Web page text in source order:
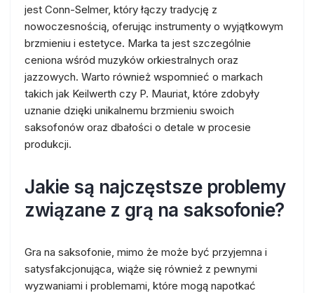
jest Conn-Selmer, który łączy tradycję z
nowoczesnością, oferując instrumenty o wyjątkowym
brzmieniu i estetyce. Marka ta jest szczególnie
ceniona wśród muzyków orkiestralnych oraz
jazzowych. Warto również wspomnieć o markach
takich jak Keilwerth czy P. Mauriat, które zdobyły
uznanie dzięki unikalnemu brzmieniu swoich
saksofonów oraz dbałości o detale w procesie
produkcji.
Jakie są najczęstsze problemy
związane z grą na saksofonie?
Gra na saksofonie, mimo że może być przyjemna i
satysfakcjonująca, wiąże się również z pewnymi
wyzwaniami i problemami, które mogą napotkać